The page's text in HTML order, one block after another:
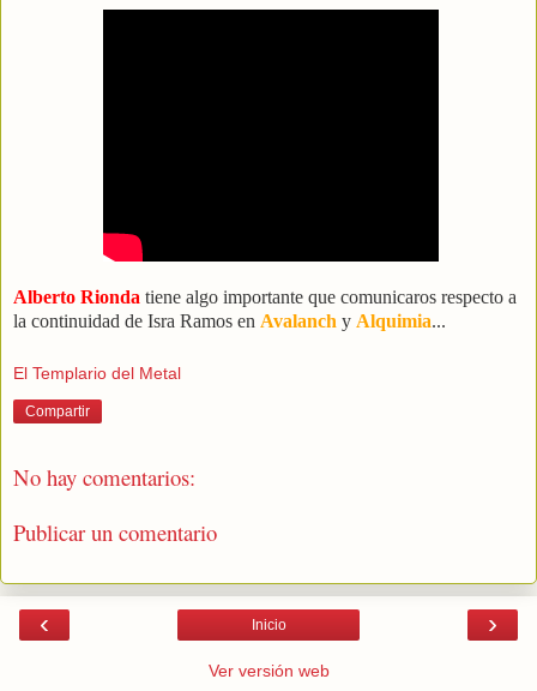
Alberto Rionda tiene algo importante que comunicaros respecto a
la continuidad de Isra Ramos en Avalanch y Alquimia...
El Templario del Metal
Compartir
No hay comentarios:
Publicar un comentario
‹ ›
Inicio
Ver versión web